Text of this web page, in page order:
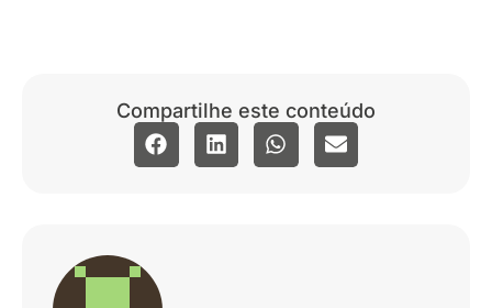
Compartilhe este conteúdo